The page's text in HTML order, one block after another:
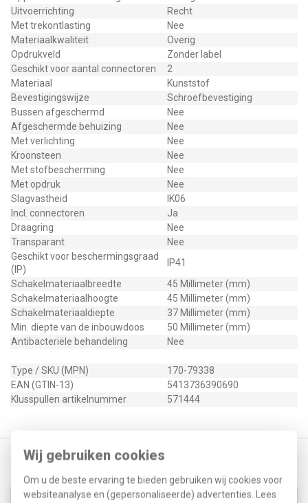
Wij gebruiken cookies
Om u de beste ervaring te bieden gebruiken wij cookies voor
websiteanalyse en (gepersonaliseerde) advertenties. Lees
Uitvoerrichting
Recht
Met trekontlasting
Nee
Materiaalkwaliteit
Overig
Opdrukveld
Zonder label
Geschikt voor aantal connectoren
2
Materiaal
Kunststof
Bevestigingswijze
Schroefbevestiging
Bussen afgeschermd
Nee
Afgeschermde behuizing
Nee
Met verlichting
Nee
Kroonsteen
Nee
Met stofbescherming
Nee
Met opdruk
Nee
Slagvastheid
IK06
Incl. connectoren
Ja
Draagring
Nee
Transparant
Nee
Geschikt voor beschermingsgraad
(IP)
IP41
Schakelmateriaalbreedte
45 Millimeter (mm)
Schakelmateriaalhoogte
45 Millimeter (mm)
Schakelmateriaaldiepte
37 Millimeter (mm)
Min. diepte van de inbouwdoos
50 Millimeter (mm)
Antibacteriële behandeling
Nee
Type / SKU (MPN)
170-79338
EAN (GTIN-13)
5413736390690
Klusspullen artikelnummer
571444
Gerelateerde producten